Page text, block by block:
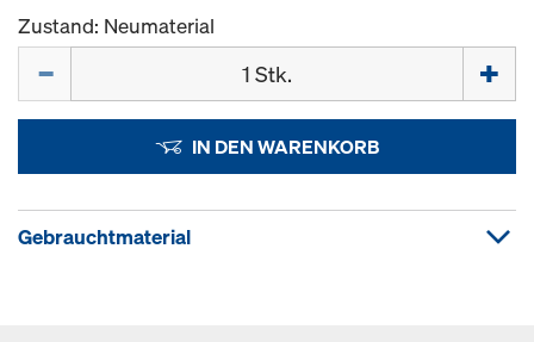
Zustand: Neumaterial
IN DEN WARENKORB
Gebrauchtmaterial